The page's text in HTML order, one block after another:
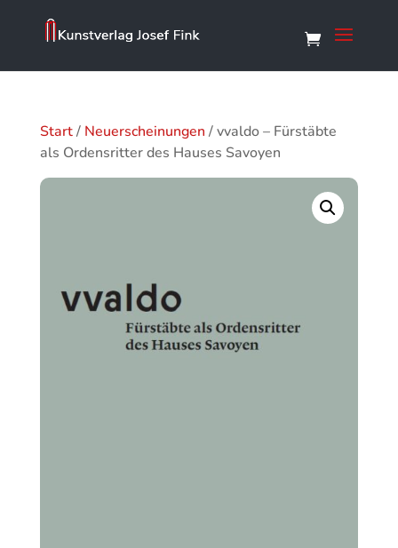
Start/ Neuerscheinungen / vvaldo – Fürstäbte
als Ordensritter des Hauses Savoyen